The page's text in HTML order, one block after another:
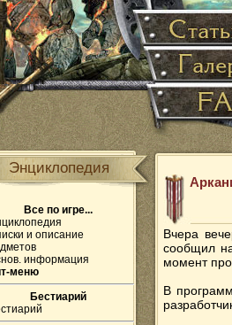
Энциклопедия
Все по игре...
и описание
информация
меню
Бестиарий
Вчера
сообщил
момент
В